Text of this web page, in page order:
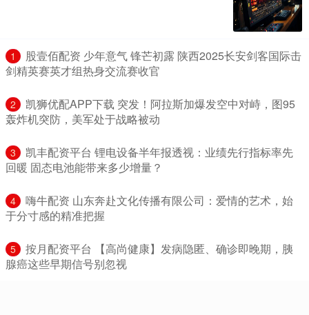
1
​股壹佰配资 少年意气 锋芒初露 陕西2025长安剑客国际击
剑精英赛英才组热身交流赛收官
2
​凯狮优配APP下载 突发！阿拉斯加爆发空中对峙，图95
轰炸机突防，美军处于战略被动
3
​凯丰配资平台 锂电设备半年报透视：业绩先行指标率先
回暖 固态电池能带来多少增量？
4
​嗨牛配资 山东奔赴文化传播有限公司：爱情的艺术，始
于分寸感的精准把握
5
​按月配资平台 【高尚健康】发病隐匿、确诊即晚期，胰
腺癌这些早期信号别忽视